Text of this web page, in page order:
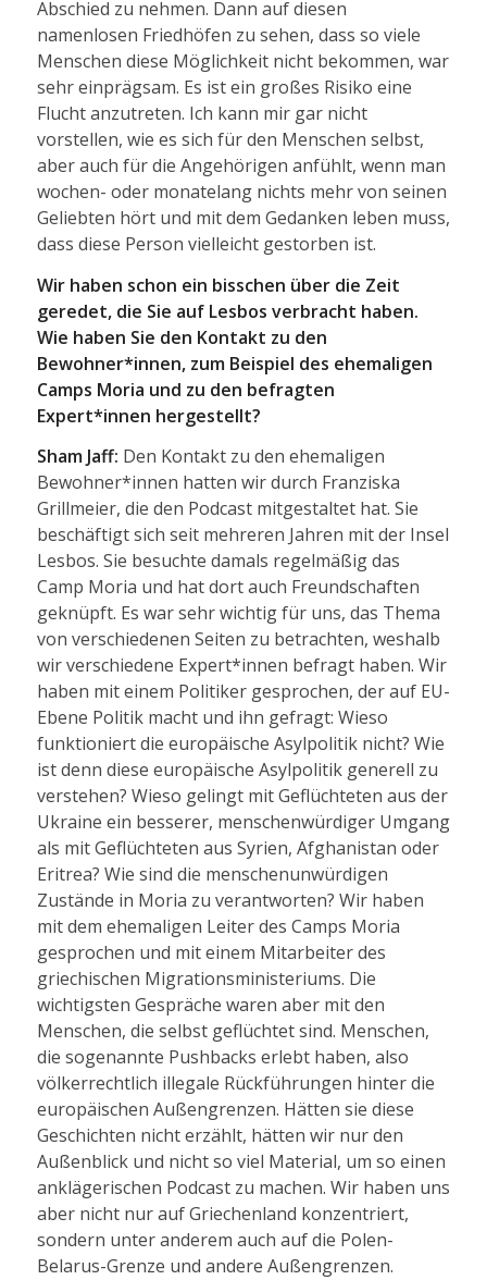
Abschied zu nehmen. Dann auf diesen
namenlosen Friedhöfen zu sehen, dass so viele
Menschen diese Möglichkeit nicht bekommen, war
sehr einprägsam. Es ist ein großes Risiko eine
Flucht anzutreten. Ich kann mir gar nicht
vorstellen, wie es sich für den Menschen selbst,
aber auch für die Angehörigen anfühlt, wenn man
wochen- oder monatelang nichts mehr von seinen
Geliebten hört und mit dem Gedanken leben muss,
dass diese Person vielleicht gestorben ist.
Wir haben schon ein bisschen über die Zeit
geredet, die Sie auf Lesbos verbracht haben.
Wie haben Sie den Kontakt zu den
Bewohner*innen, zum Beispiel des ehemaligen
Camps Moria und zu den befragten
Expert*innen hergestellt?
Sham Jaff: Den Kontakt zu den ehemaligen
Bewohner*innen hatten wir durch Franziska
Grillmeier, die den Podcast mitgestaltet hat. Sie
beschäftigt sich seit mehreren Jahren mit der Insel
Lesbos. Sie besuchte damals regelmäßig das
Camp Moria und hat dort auch Freundschaften
geknüpft. Es war sehr wichtig für uns, das Thema
von verschiedenen Seiten zu betrachten, weshalb
wir verschiedene Expert*innen befragt haben. Wir
haben mit einem Politiker gesprochen, der auf EU-
Ebene Politik macht und ihn gefragt: Wieso
funktioniert die europäische Asylpolitik nicht? Wie
ist denn diese europäische Asylpolitik generell zu
verstehen? Wieso gelingt mit Geflüchteten aus der
Ukraine ein besserer, menschenwürdiger Umgang
als mit Geflüchteten aus Syrien, Afghanistan oder
Eritrea? Wie sind die menschenunwürdigen
Zustände in Moria zu verantworten? Wir haben
mit dem ehemaligen Leiter des Camps Moria
gesprochen und mit einem Mitarbeiter des
griechischen Migrationsministeriums. Die
wichtigsten Gespräche waren aber mit den
Menschen, die selbst geflüchtet sind. Menschen,
die sogenannte Pushbacks erlebt haben, also
völkerrechtlich illegale Rückführungen hinter die
europäischen Außengrenzen. Hätten sie diese
Geschichten nicht erzählt, hätten wir nur den
Außenblick und nicht so viel Material, um so einen
anklägerischen Podcast zu machen. Wir haben uns
aber nicht nur auf Griechenland konzentriert,
sondern unter anderem auch auf die Polen-
Belarus-Grenze und andere Außengrenzen.